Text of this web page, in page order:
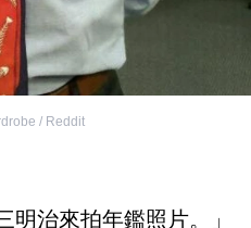
/ Reddit
明治來拍年鑑照片。」